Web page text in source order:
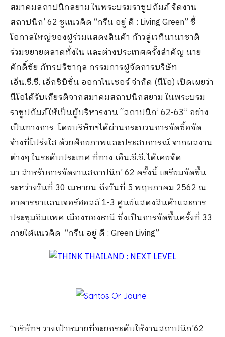
สมาคมสถาปนิกสยาม ในพระบรมราชูปถัมภ์ จัดงาน
สถาปนิก’ 62 ชูแนวคิด “กรีน อยู่ ดี : Living Green” ชี้
โอกาสใหญ่ของผู้ร่วมแสดงสินค้า ก้าวสู่เวทีนานาชาติ
ร่วมขยายตลาดทั้งใน และต่างประเทศครั้งสำคัญ นาย
ศักดิ์ชัย ภัทรปรีชากุล กรรมการผู้จัดการบริษัท
เอ็น.ซี.ซี. เอ็กซิบิชั่น ออกาไนเซอร์ จำกัด (นีโอ) เปิดเผยว่า
นีโอได้รับเกียรติจากสมาคมสถาปนิกสยาม ในพระบรม
ราชูปถัมภ์ให้เป็นผู้บริหารงาน “สถาปนิก’ 62-63” อย่าง
เป็นทางการ โดยบริษัทฯได้ผ่านกระบวนการจัดซื้อจัด
จ้างที่โปร่งใส ด้วยศักยภาพและประสบการณ์ จากผลงาน
ต่างๆ ในระดับประเทศ ที่ทาง เอ็น.ซี.ซี. ได้เคยจัด
มา สำหรับการจัดงานสถาปนิก’ 62 ครั้งนี้ เตรียมจัดขึ้น
ระหว่างวันที่ 30 เมษายน ถึงวันที่ 5 พฤษภาคม 2562 ณ
อาคารชาแลนเจอร์ฮอลล์ 1-3 ศูนย์แสดงสินค้าและการ
ประชุมอิมแพค เมืองทองธานี ซึ่งเป็นการจัดขึ้นครั้งที่ 33
ภายใต้แนวคิด “กรีน อยู่ ดี : Green Living”
“บริษัทฯ วางเป้าหมายที่จะยกระดับให้งานสถาปนิก’62